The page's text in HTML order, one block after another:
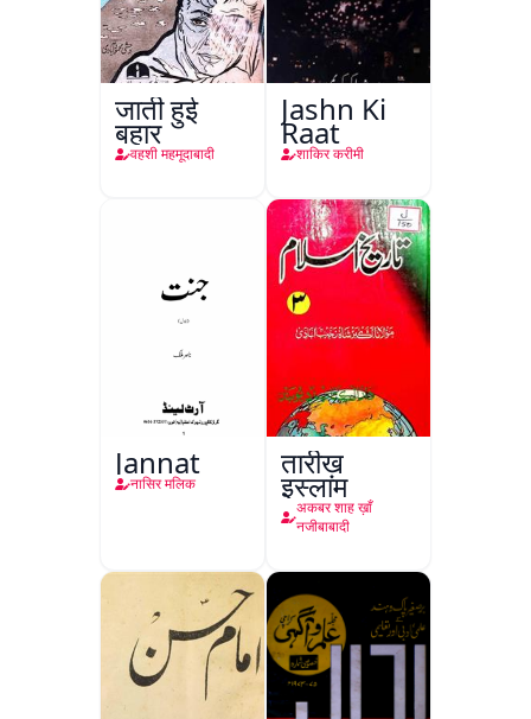
जाती हुई
बहार
वहशी महमूदाबादी
Jashn Ki
Raat
शाकिर करीमी
Jannat
नासिर मलिक
तारीख़
इस्लाम
अकबर शाह ख़ाँ
नजीबाबादी